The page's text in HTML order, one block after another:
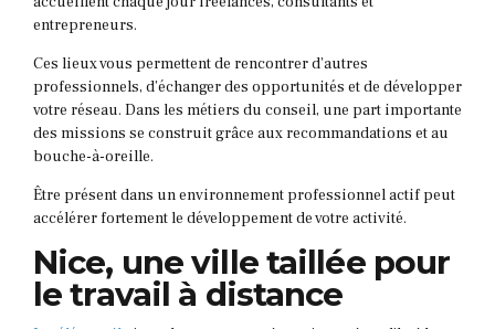
entrepreneurs.
Ces lieux vous permettent de rencontrer d’autres
professionnels, d’échanger des opportunités et de développer
votre réseau. Dans les métiers du conseil, une part importante
des missions se construit grâce aux recommandations et au
bouche-à-oreille.
Être présent dans un environnement professionnel actif peut
accélérer fortement le développement de votre activité.
Nice, une ville taillée pour
le travail à distance